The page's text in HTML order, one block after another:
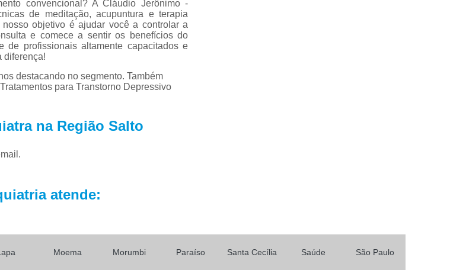
Tratamento de Depressão
Tratamento para Depressão e Ansiedade
Tratamento para Depressão Pós Parto
Tratamentos para Transtorno Depressivo Maior
convencional? A Cláudio Jerônimo -
de meditação, acupuntura e terapia
objetivo é ajudar você a controlar a
e comece a sentir os benefícios do
de profissionais altamente capacitados e
diferença!
destacando no segmento. Também
para Transtorno Depressivo
na Região Salto
atende:
Moema Morumbi Paraíso Santa Cecília Saúde São Paulo